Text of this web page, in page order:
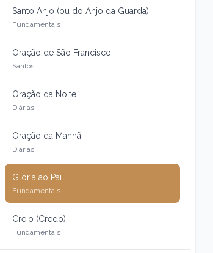
Santo Anjo (ou do Anjo da Guarda)
Fundamentais
Oração de São Francisco
Santos
Oração da Noite
Diárias
Oração da Manhã
Diárias
Glória ao Pai
Fundamentais
Creio (Credo)
Fundamentais